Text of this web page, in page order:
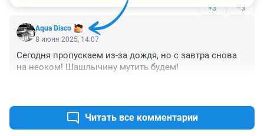
+3 –3
Aqua Disco
8 июня 2025, 14:07
Сегодня пропускаем из-за дождя, но с завтра снова
на неоком! Шашлычину мутить будем!
Читать все комментарии